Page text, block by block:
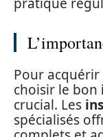
Pour acquérir
choisir le bon
crucial. Les
spécialisés